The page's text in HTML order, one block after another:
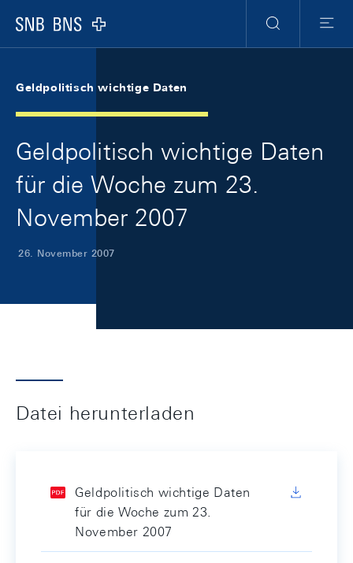
Logo
Suche
Menu
Geldpolitisch wichtige Daten
Geldpolitisch wichtige Daten
für die Woche zum 23.
November 2007
26. November 2007
Datei herunterladen
Geldpolitisch wichtige Daten
für die Woche zum 23.
November 2007